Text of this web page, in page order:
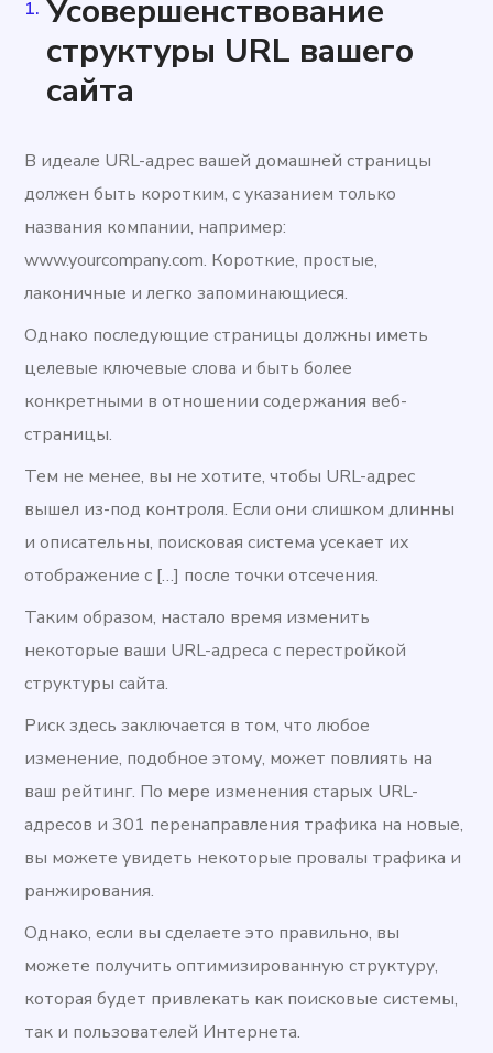
Усовершенствование
структуры URL вашего
сайта
В идеале URL-адрес вашей домашней страницы
должен быть коротким, с указанием только
названия компании, например:
www.yourcompany.com. Короткие, простые,
лаконичные и легко запоминающиеся.
Однако последующие страницы должны иметь
целевые ключевые слова и быть более
конкретными в отношении содержания веб-
страницы.
Тем не менее, вы не хотите, чтобы URL-адрес
вышел из-под контроля. Если они слишком длинны
и описательны, поисковая система усекает их
отображение с […] после точки отсечения.
Таким образом, настало время изменить
некоторые ваши URL-адреса с перестройкой
структуры сайта.
Риск здесь заключается в том, что любое
изменение, подобное этому, может повлиять на
ваш рейтинг. По мере изменения старых URL-
адресов и 301 перенаправления трафика на новые,
вы можете увидеть некоторые провалы трафика и
ранжирования.
Однако, если вы сделаете это правильно, вы
можете получить оптимизированную структуру,
которая будет привлекать как поисковые системы,
так и пользователей Интернета.